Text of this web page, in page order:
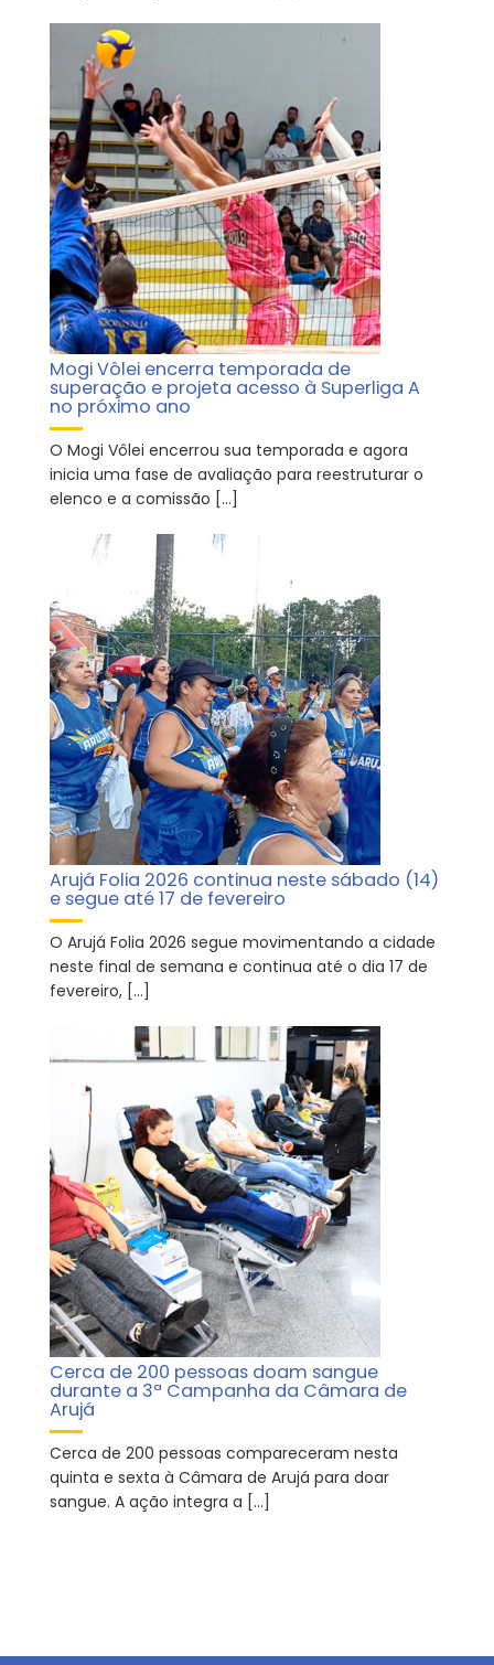
Mogi Vôlei encerra temporada de
superação e projeta acesso à Superliga A
no próximo ano
O Mogi Vôlei encerrou sua temporada e agora
inicia uma fase de avaliação para reestruturar o
elenco e a comissão […]
Arujá Folia 2026 continua neste sábado (14)
e segue até 17 de fevereiro
O Arujá Folia 2026 segue movimentando a cidade
neste final de semana e continua até o dia 17 de
fevereiro, […]
Cerca de 200 pessoas doam sangue
durante a 3ª Campanha da Câmara de
Arujá
Cerca de 200 pessoas compareceram nesta
quinta e sexta à Câmara de Arujá para doar
sangue. A ação integra a […]